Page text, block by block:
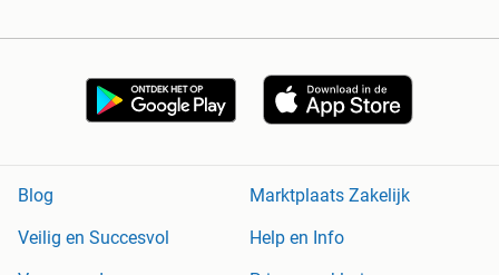
Blog
Marktplaats Zakelijk
Veilig en Succesvol
Help en Info